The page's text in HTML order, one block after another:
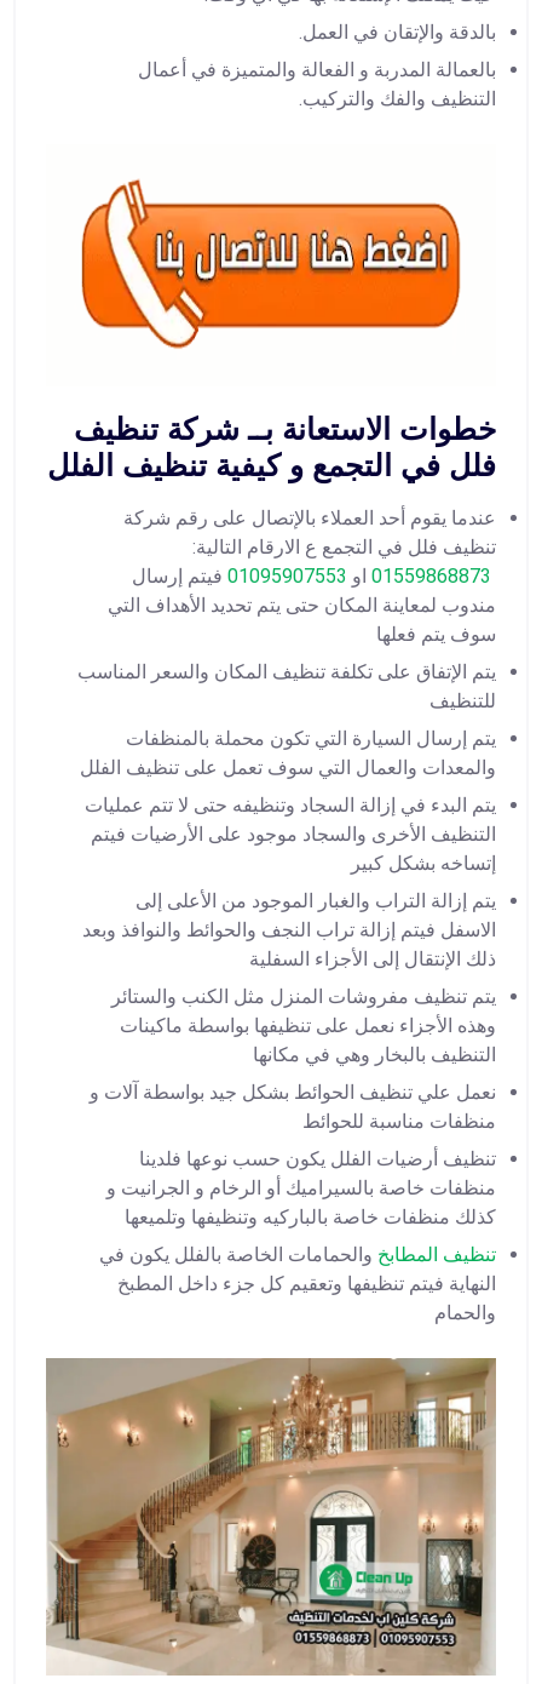
بالدقة والإتقان في العمل.
بالعمالة المدربة و الفعالة والمتميزة في أعمال
التنظيف والفك والتركيب.
خطوات الاستعانة بــ شركة تنظيف
فلل في التجمع و كيفية تنظيف الفلل
عندما يقوم أحد العملاء بالإتصال على رقم شركة
تنظيف فلل في التجمع ع الارقام التالية:
01559868873 او 01095907553 فيتم إرسال
مندوب لمعاينة المكان حتى يتم تحديد الأهداف التي
سوف يتم فعلها
يتم الإتفاق على تكلفة تنظيف المكان والسعر المناسب
للتنظيف
يتم إرسال السيارة التي تكون محملة بالمنظفات
والمعدات والعمال التي سوف تعمل على تنظيف الفلل
يتم البدء في إزالة السجاد وتنظيفه حتى لا تتم عمليات
التنظيف الأخرى والسجاد موجود على الأرضيات فيتم
إتساخه بشكل كبير
يتم إزالة التراب والغبار الموجود من الأعلى إلى
الاسفل فيتم إزالة تراب النجف والحوائط والنوافذ وبعد
ذلك الإنتقال إلى الأجزاء السفلية
يتم تنظيف مفروشات المنزل مثل الكنب والستائر
وهذه الأجزاء نعمل على تنظيفها بواسطة ماكينات
التنظيف بالبخار وهي في مكانها
نعمل علي تنظيف الحوائط بشكل جيد بواسطة آلات و
منظفات مناسبة للحوائط
تنظيف أرضيات الفلل يكون حسب نوعها فلدينا
منظفات خاصة بالسيراميك أو الرخام و الجرانيت و
كذلك منظفات خاصة بالباركيه وتنظيفها وتلميعها
تنظيف المطابخ والحمامات الخاصة بالفلل يكون في
النهاية فيتم تنظيفها وتعقيم كل جزء داخل المطبخ
والحمام